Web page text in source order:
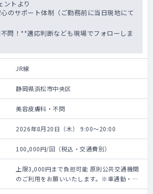
ントより
のサポート体制（ご勤務前に当日現地にて
問！**適応判断なども現場でフォローしま
JR線
静岡県浜松市中央区
美容皮膚科・不問
2026年8月20日（木） 9:00～20:00
100,000円/回（税込・交通費別）
上限3,000円まで負担可能 原則公共交通機関
のご利用をお願いいたします。※車通勤・タ
クシー利用要相談